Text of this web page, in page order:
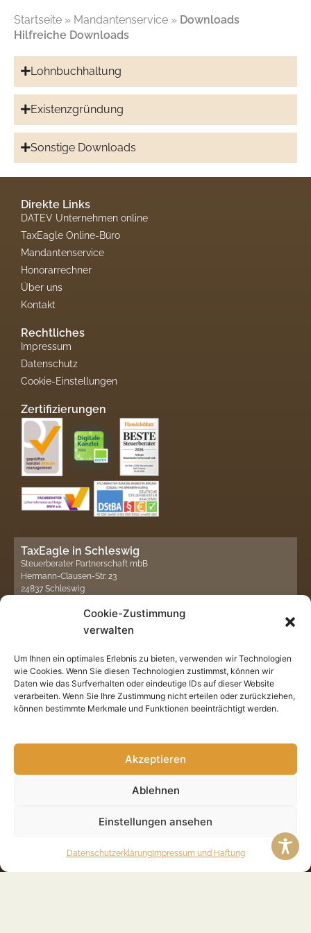
Cookie-Zustimmung
verwalten
Um Ihnen ein optimales Erlebnis zu bieten, verwenden wir Technologien
wie Cookies. Wenn Sie diesen Technologien zustimmst, können wir
Daten wie das Surfverhalten oder eindeutige IDs auf dieser Website
verarbeiten. Wenn Sie Ihre Zustimmung nicht erteilen oder zurückziehen,
können bestimmte Merkmale und Funktionen beeinträchtigt werden.
Akzeptieren
Ablehnen
Einstellungen ansehen
DatenschutzerklärungImpressum und Haftung
Startseite » Mandantenservice » Downloads
Hilfreiche Downloads
Lohnbuchhaltung
Existenzgründung
Sonstige Downloads
Direkte Links
DATEV Unternehmen online
TaxEagle Online-Büro
Mandantenservice
Honorarrechner
Über uns
Kontakt
Rechtliches
Impressum
Datenschutz
Cookie-Einstellungen
Zertifizierungen
TaxEagle in Schleswig
Steuerberater Partnerschaft mbB
Hermann-Clausen-Str. 23
24837 Schleswig
Telefon: 0 46 21 / 30 607 -3
E-Mail: info@taxeagle.de
TaxEagle in Süderbrarup
Steuerberater Partnerschaft mbB
Holmer Straße 29
24392 Süderbrarup
E-Mail: info@taxeagle.de
TaxEagle in Rendsburg
Telefon: 0 43 31 / 49 86 25 – 0